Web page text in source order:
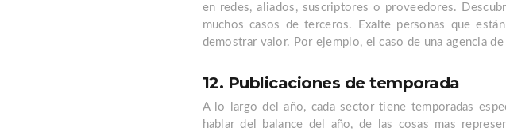
en redes, aliados, suscriptores o proveedores.
muchos casos de terceros. Exalte personas que
demostrar valor. Por ejemplo, el caso de una agencia
12. Publicaciones de temporada
A lo largo del año, cada sector tiene temporadas
hablar del balance del año, de las cosas mas